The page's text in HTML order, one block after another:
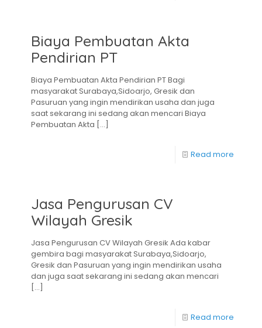
Biaya Pembuatan Akta
Pendirian PT
Biaya Pembuatan Akta Pendirian PT Bagi
masyarakat Surabaya,Sidoarjo, Gresik dan
Pasuruan yang ingin mendirikan usaha dan juga
saat sekarang ini sedang akan mencari Biaya
Pembuatan Akta […]
Read more
Jasa Pengurusan CV
Wilayah Gresik
Jasa Pengurusan CV Wilayah Gresik Ada kabar
gembira bagi masyarakat Surabaya,Sidoarjo,
Gresik dan Pasuruan yang ingin mendirikan usaha
dan juga saat sekarang ini sedang akan mencari
[…]
Read more